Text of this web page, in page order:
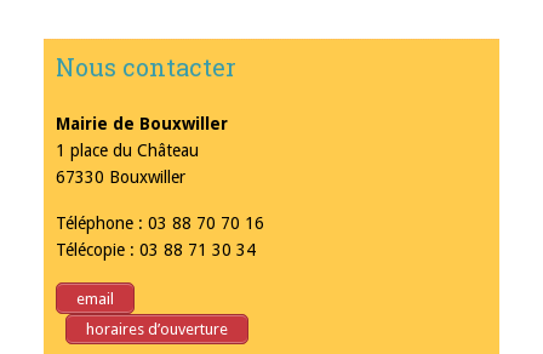
Nous contacter
Mairie de Bouxwiller
1 place du Château
67330 Bouxwiller
Téléphone : 03 88 70 70 16
Télécopie : 03 88 71 30 34
email
horaires d’ouverture